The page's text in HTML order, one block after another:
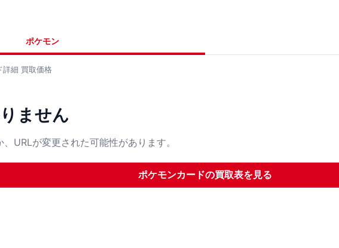
ポケモン
詳細 買取価格
ません
URLが変更された可能性があります。
ポケモンカードの買取表を見る